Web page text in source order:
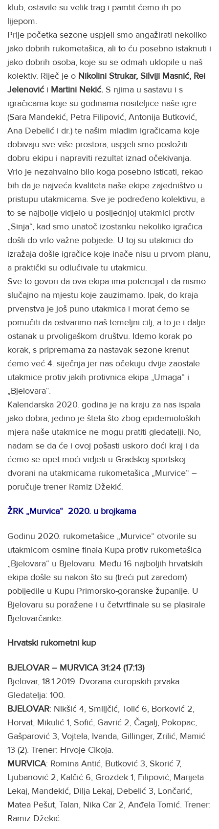
klub, ostavile su velik trag i pamtit ćemo ih po
lijepom.
Prije početka sezone uspjeli smo angažirati nekoliko
jako dobrih rukometašica, ali to ću posebno istaknuti i
jako dobrih osoba, koje su se odmah uklopile u naš
kolektiv. Riječ je o Nikolini Strukar, Silviji Masnić, Rei
Jelenovići Martini Nekić. S njima u sastavu i s
igračicama koje su godinama nositeljice naše igre
(Sara Mandekić, Petra Filipović, Antonija Butković,
Ana Debelić i dr.) te našim mladim igračicama koje
dobivaju sve više prostora, uspjeli smo posložiti
dobru ekipu i napraviti rezultat iznad očekivanja.
Vrlo je nezahvalno bilo koga posebno isticati, rekao
bih da je najveća kvaliteta naše ekipe zajedništvo u
pristupu utakmicama. Sve je podređeno kolektivu, a
to se najbolje vidjelo u posljednjoj utakmici protiv
„Sinja“, kad smo unatoč izostanku nekoliko igračica
došli do vrlo važne pobjede. U toj su utakmici do
izražaja došle igračice koje inače nisu u prvom planu,
a praktički su odlučivale tu utakmicu.
Sve to govori da ova ekipa ima potencijal i da nismo
slučajno na mjestu koje zauzimamo. Ipak, do kraja
prvenstva je još puno utakmica i morat ćemo se
pomučiti da ostvarimo naš temeljni cilj, a to je i dalje
ostanak u prvoligaškom društvu. Idemo korak po
korak, s pripremama za nastavak sezone krenut
ćemo već 4. siječnja jer nas očekuju dvije zaostale
utakmice protiv jakih protivnica ekipa „Umaga“ i
„Bjelovara“.
Kalendarska 2020. godina je na kraju za nas ispala
jako dobra, jedino je šteta što zbog epidemioloških
mjera naše utakmice ne mogu pratiti gledatelji. No,
nadam se da će i ovoj pošasti uskoro doći kraj i da
ćemo se opet moći vidjeti u Gradskoj sportskoj
dvorani na utakmicama rukometašica „Murvice“ –
poručuje trener Ramiz Džekić.
ŽRK „Murvica“ 2020. u brojkama
Godinu 2020. rukometašice „Murvice“ otvorile su
utakmicom osmine finala Kupa protiv rukometašica
„Bjelovara“ u Bjelovaru. Među 16 najboljih hrvatskih
ekipa došle su nakon što su (treći put zaredom)
pobijedile u Kupu Primorsko-goranske županije. U
Bjelovaru su poražene i u četvrtfinale su se plasirale
Bjelovarčanke.
Hrvatski rukometni kup
BJELOVAR – MURVICA 31:24 (17:13)
Bjelovar, 18.1.2019. Dvorana europskih prvaka.
Gledatelja: 100.
BJELOVAR: Nikšić 4, Smiljčić, Tolić 6, Borković 2,
Horvat, Mikulić 1, Sofić, Gavrić 2, Čagalj, Pokopac,
Gašparović 3, Vojtela, Ivanda, Gillinger, Zrilić, Mamić
13 (2). Trener: Hrvoje Cikoja.
MURVICA: Romina Antić, Butković 3, Skorić 7,
Ljubanović 2, Kalčić 6, Grozdek 1, Filipović, Marijeta
Lekaj, Mandekić, Dilja Lekaj, Debelić 3, Lončarić,
Matea Pešut, Talan, Nika Car 2, Anđela Tomić. Trener:
Ramiz Džekić.